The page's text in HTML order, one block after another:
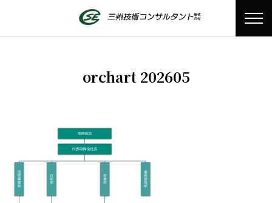
orchart 202605